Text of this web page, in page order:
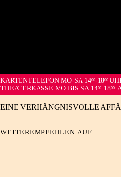
KARTENTELEFON MO-SA 1400-1800
THEATERKASSE MO BIS SA 1400-1800
EINE VERHÄNGNISVOLLE
WEITEREMPFEHLEN AUF